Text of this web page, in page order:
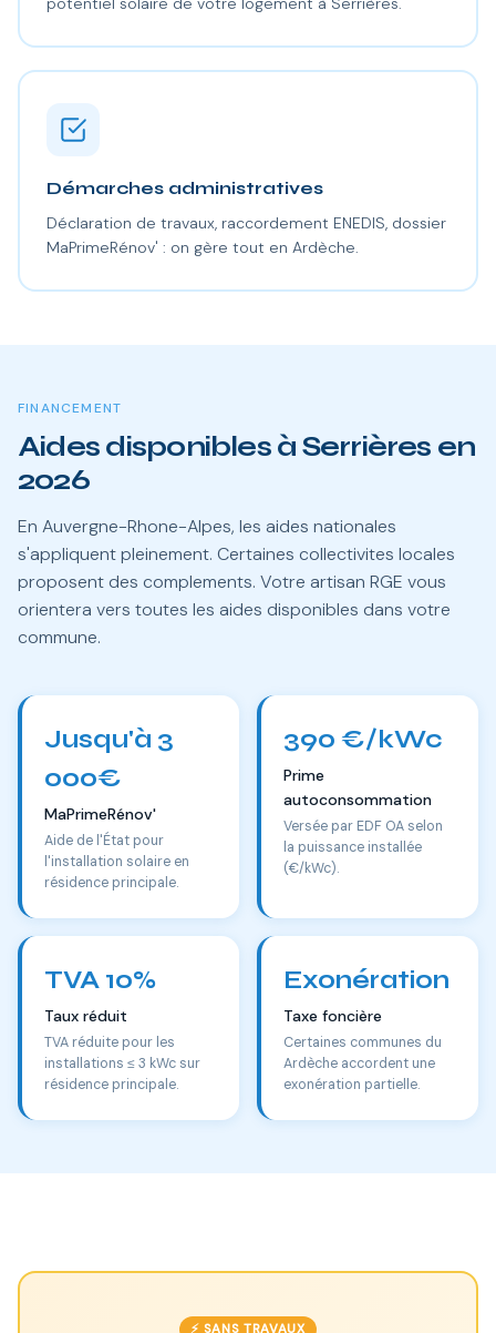
Démarches administratives
Déclaration de travaux, raccordement ENEDIS, dossier
MaPrimeRénov' : on gère tout en Ardèche.
FINANCEMENT
Aides disponibles à Serrières en
2026
En Auvergne-Rhone-Alpes, les aides nationales
s'appliquent pleinement. Certaines collectivites locales
proposent des complements. Votre artisan RGE vous
orientera vers toutes les aides disponibles dans votre
commune.
Jusqu'à 3
000€
MaPrimeRénov'
Aide de l'État pour
l'installation solaire en
résidence principale.
390 €/kWc
Prime
autoconsommation
Versée par EDF OA selon
la puissance installée
(€/kWc).
TVA 10%
Taux réduit
TVA réduite pour les
installations ≤ 3 kWc sur
résidence principale.
Exonération
Taxe foncière
Certaines communes du
Ardèche accordent une
exonération partielle.
⚡ SANS TRAVAUX